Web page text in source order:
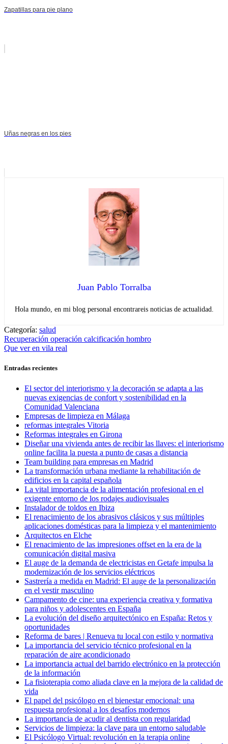
Zapatillas para pie plano
Uñas negras en los pies
Juan Pablo Torralba
Hola mundo, en mi blog personal encontrareis noticias de actualidad.
Categoría: salud
Navegación
de
entradas
Entrada
anterior:
Recuperación operación calcificación hombro
Entrada
Que ver en vila real
Entradas recientes
El sector del interiorismo y la decoración se adapta a las
nuevas exigencias de confort y sostenibilidad en la
Comunidad Valenciana
Empresas de limpieza en Málaga
reformas integrales Vitoria
Reformas integrales en Girona
Diseñar una vivienda antes de recibir las llaves: el interiorismo
online facilita la puesta a punto de casas a distancia
Team building para empresas en Madrid
La transformación urbana mediante la rehabilitación de
edificios en la capital española
La vital importancia de la alimentación profesional en el
exigente entorno de los rodajes audiovisuales
Instalador de toldos en Ibiza
El renacimiento de los abrasivos clásicos y sus múltiples
aplicaciones domésticas para la limpieza y el mantenimiento
Arquitectos en Elche
El renacimiento de las impresiones offset en la era de la
comunicación digital masiva
El auge de la demanda de electricistas en Getafe impulsa la
modernización de los servicios eléctricos
Sastrería a medida en Madrid: El auge de la personalización
en el vestir masculino
Campamento de cine: una experiencia creativa y formativa
para niños y adolescentes en España
La evolución del diseño arquitectónico en España: Retos y
oportunidades
Reforma de bares | Renueva tu local con estilo y normativa
La importancia del servicio técnico profesional en la
reparación de aire acondicionado
La importancia actual del barrido electrónico en la protección
de la información
La fisioterapia como aliada clave en la mejora de la calidad de
vida
El papel del psicólogo en el bienestar emocional: una
respuesta profesional a los desafíos modernos
La importancia de acudir al dentista con regularidad
Servicios de limpieza: la clave para un entorno saludable
El Psicólogo Virtual: revolución en la terapia online